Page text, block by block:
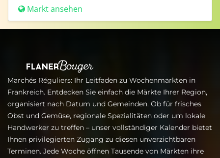
Markt ansehen
Marchés Réguliers: Ihr Leitfaden zu Wochenmärkten in
Frankreich. Entdecken Sie einfach die Märkte Ihrer Region,
organisiert nach Datum und Gemeinden. Ob für frisches
Obst und Gemüse, regionale Spezialitäten oder um lokale
Handwerker zu treffen – unser vollständiger Kalender bietet
Ihnen privilegierten Zugang zu diesen unverzichtbaren
Terminen. Jede Woche öffnen Tausende von Märkten ihre